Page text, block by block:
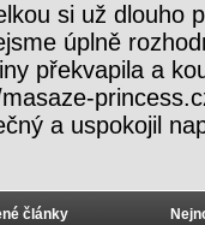
si už dlouho
úplně
překvapila a
a uspokojil
články